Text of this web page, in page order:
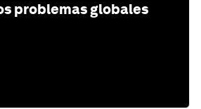
problemas globales